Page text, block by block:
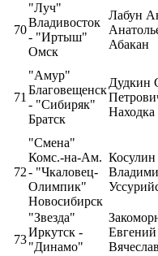
70
"Луч"
Владивосток
- "Иртыш"
Омск
Лабун
Абакан
71
"Амур"
Благовещенск
- "Сибиряк"
Братск
Дудкин
Находка
72
"Смена"
Комс.-на-Ам.
- "Чкаловец-
Олимпик"
Новосибирск
73
"Звезда"
Иркутск -
"Динамо"
Евгений